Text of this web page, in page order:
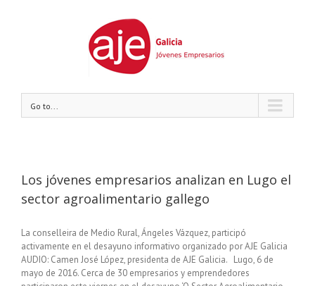
Go to...
Los jóvenes empresarios analizan en Lugo el
sector agroalimentario gallego
La conselleira de Medio Rural, Ángeles Vázquez, participó
activamente en el desayuno informativo organizado por AJE Galicia
AUDIO: Camen José López, presidenta de AJE Galicia. Lugo, 6 de
mayo de 2016. Cerca de 30 empresarios y emprendedores